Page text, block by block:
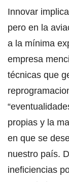
Innovar
pero en la
a la mínima
empresa
técnicas que
propias y la
en que se
nuestro país.
ineficiencias